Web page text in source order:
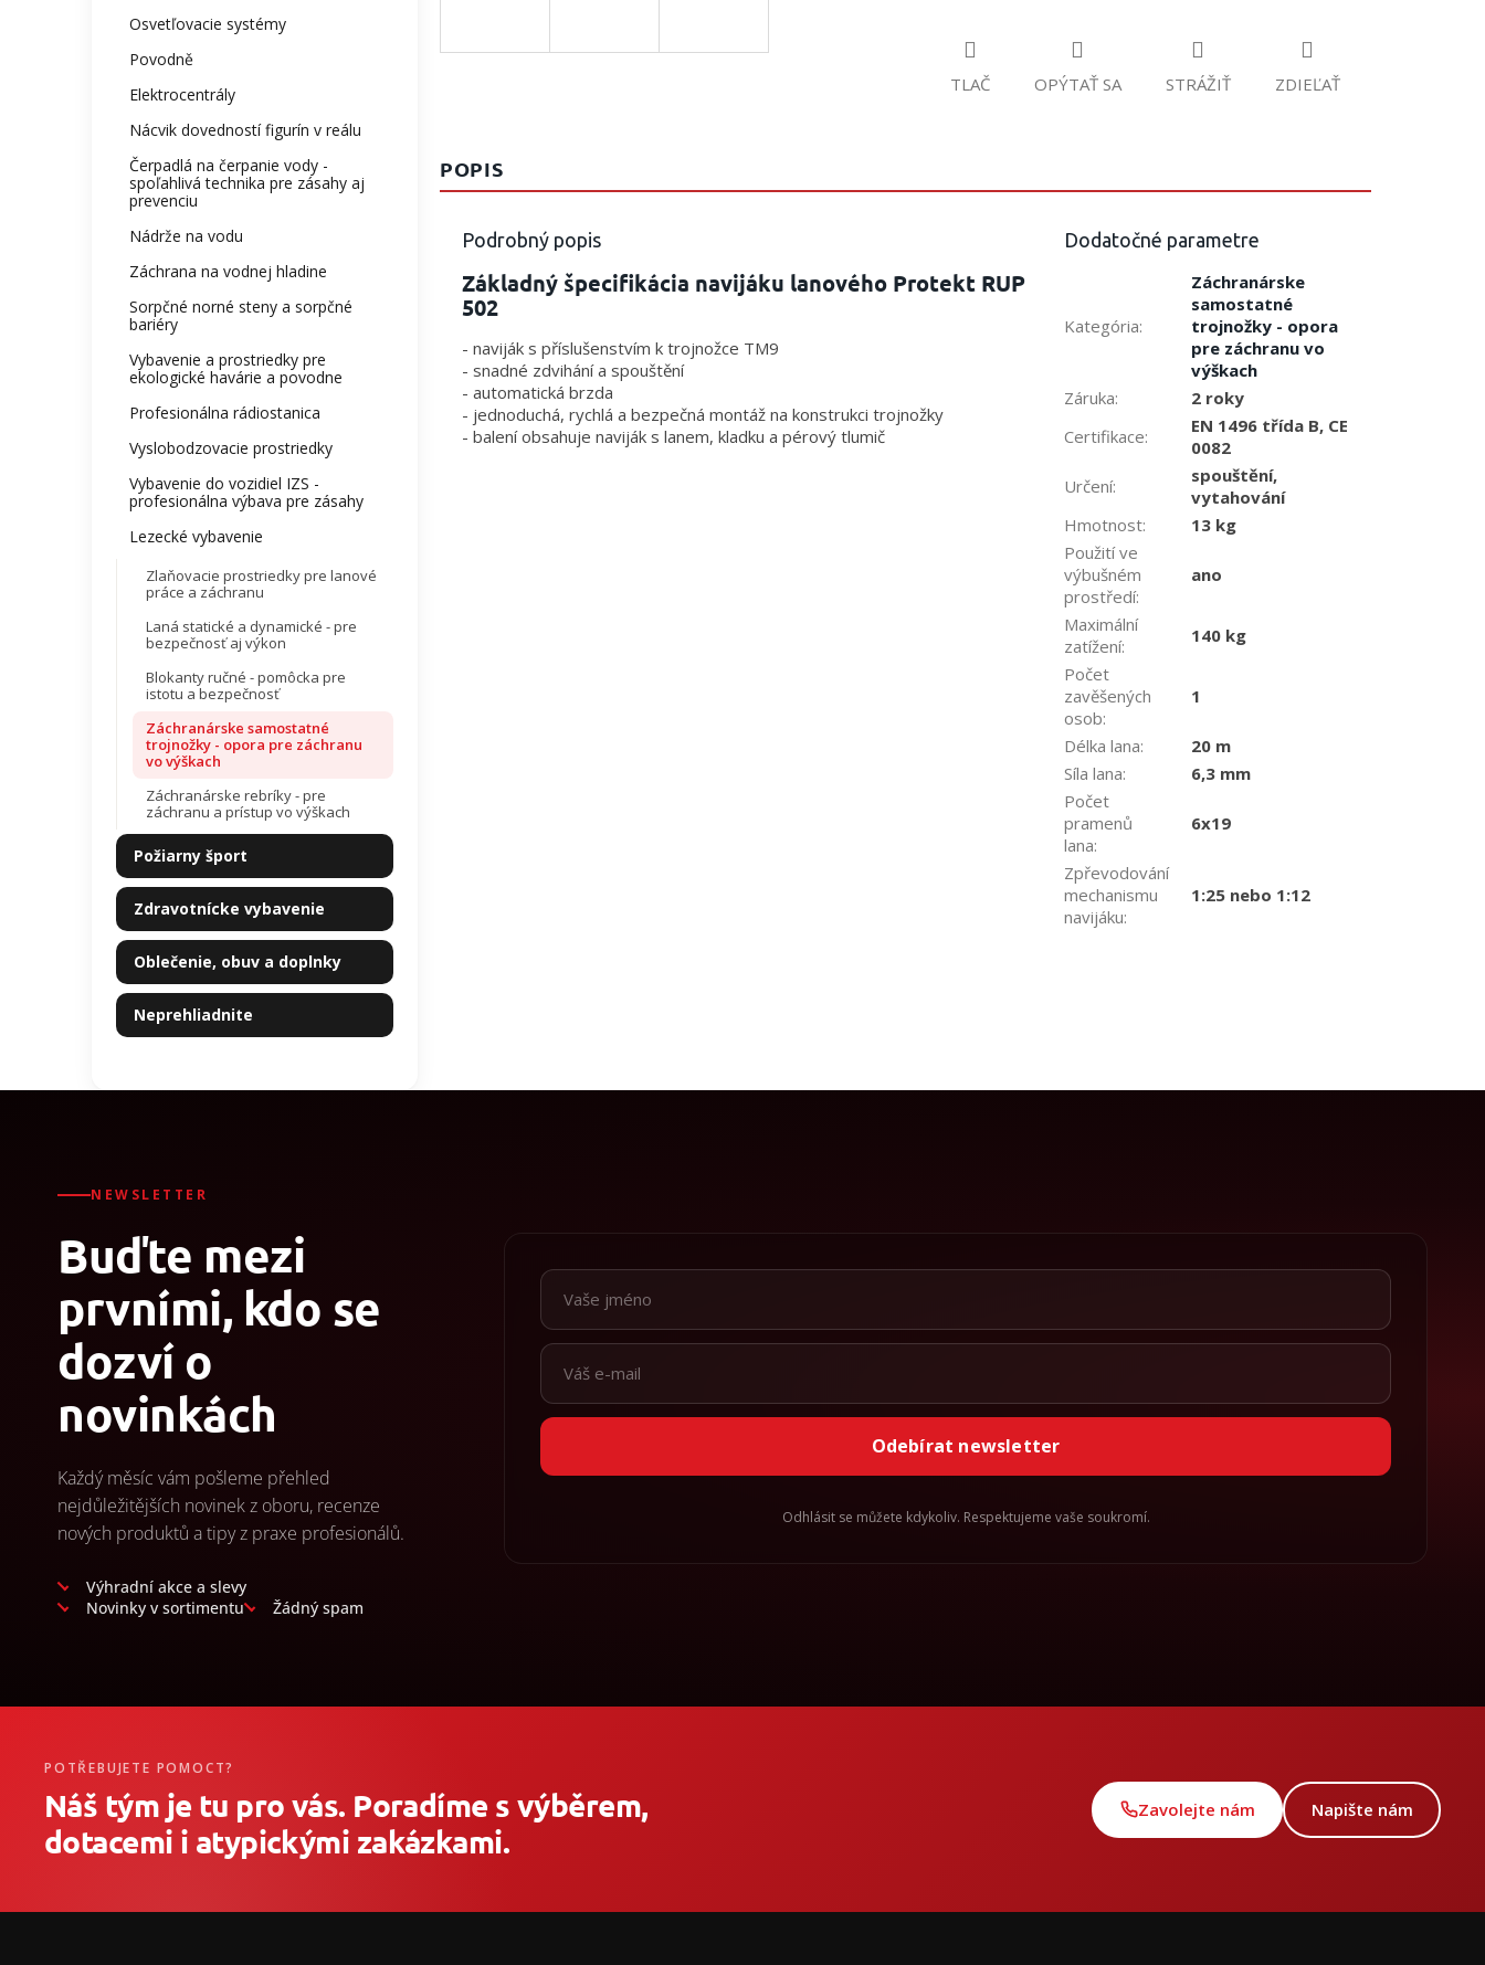
Osvetľovacie systémy
Povodně
Elektrocentrály
Nácvik dovedností figurín v reálu
Čerpadlá na čerpanie vody -
spoľahlivá technika pre zásahy aj
prevenciu
Nádrže na vodu
Záchrana na vodnej hladine
Sorpčné norné steny a sorpčné
bariéry
Vybavenie a prostriedky pre
ekologické havárie a povodne
Profesionálna rádiostanica
Vyslobodzovacie prostriedky
Vybavenie do vozidiel IZS -
profesionálna výbava pre zásahy
Lezecké vybavenie
Zlaňovacie prostriedky pre lanové
práce a záchranu
Laná statické a dynamické - pre
bezpečnosť aj výkon
Blokanty ručné - pomôcka pre
istotu a bezpečnosť
Záchranárske samostatné
trojnožky - opora pre záchranu
vo výškach
Záchranárske rebríky - pre
záchranu a prístup vo výškach
Požiarny šport
Zdravotnícke vybavenie
Oblečenie, obuv a doplnky
Neprehliadnite
TLAČ OPÝTAŤ SA STRÁŽIŤ ZDIEĽAŤ
POPIS
Podrobný popis
Základný špecifikácia navijáku lanového Protekt RUP
502
- naviják s příslušenstvím k trojnožce TM9
- snadné zdvihání a spouštění
- automatická brzda
- jednoduchá, rychlá a bezpečná montáž na konstrukci trojnožky
- balení obsahuje naviják s lanem, kladku a pérový tlumič
Dodatočné parametre
Kategória:
Záchranárske
samostatné
trojnožky - opora
pre záchranu vo
výškach
Záruka:
2 roky
Certifikace:
EN 1496 třída B, CE
0082
Určení:
spouštění,
vytahování
Hmotnost:
13 kg
Použití ve
výbušném
prostředí:
ano
Maximální
zatížení:
140 kg
Počet
zavěšených
osob:
1
Délka lana:
20 m
Síla lana:
6,3 mm
Počet
pramenů
lana:
6x19
Zpřevodování
mechanismu
navijáku:
1:25 nebo 1:12
NEWSLETTER
Buďte mezi
prvními, kdo se
dozví o
novinkách
Každý měsíc vám pošleme přehled
nejdůležitějších novinek z oboru, recenze
nových produktů a tipy z praxe profesionálů.
Výhradní akce a slevy
Novinky v sortimentu
Žádný spam
Odebírat newsletter
Odhlásit se můžete kdykoliv. Respektujeme vaše soukromí.
POTŘEBUJETE POMOCT?
Náš tým je tu pro vás. Poradíme s výběrem,
dotacemi i atypickými zakázkami.
Zavolejte nám Napište nám